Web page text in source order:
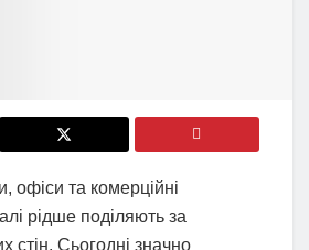
офіси та комерційні
рідше поділяють за
стін. Сьогодні значно